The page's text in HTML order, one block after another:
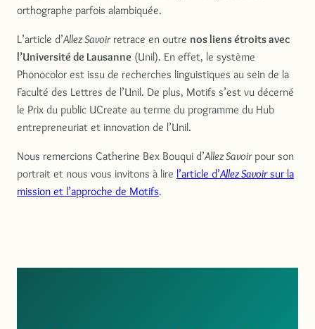
orthographe parfois alambiquée.
L’article d’Allez Savoirretrace en outre nos liens étroits avec
l’Université de Lausanne (Unil). En effet, le système
Phonocolor est issu de recherches linguistiques au sein de la
Faculté des Lettres de l’Unil. De plus, Motifs s’est vu décerné
le Prix du public UCreate au terme du programme du Hub
entrepreneuriat et innovation de l’Unil.
Nous remercions Catherine Bex Bouqui d’Allez Savoirpour son
portrait et nous vous invitons à lire l’article d’Allez Savoirsur la
mission et l’approche de Motifs.